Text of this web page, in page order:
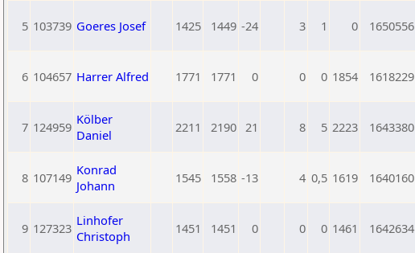
5 103739 Goeres Josef 1425 1449 -24 3 1 0 1650556
6 104657 Harrer Alfred 1771 1771 0 0 0 1854 1618229
7 124959 Kölber
Daniel
2211 2190 21 8 5 2223 1643380
8 107149 Konrad
Johann
1545 1558 -13 4 0,5 1619 1640160
9 127323 Linhofer
Christoph
1451 1451 0 0 0 1461 1642634